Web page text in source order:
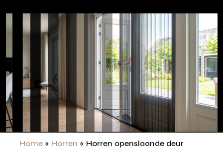
Home » Horren » Horren openslaande deur